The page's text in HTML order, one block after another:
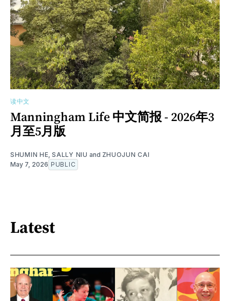
读中文
Manningham Life 中文简报 - 2026年3
月至5月版
SHUMIN HE,SALLY NIU and ZHUOJUN CAI
May 7, 2026 PUBLIC
Latest